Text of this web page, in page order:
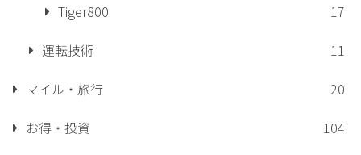
Tiger800
17
運転技術
11
マイル・旅行
20
お得・投資
104